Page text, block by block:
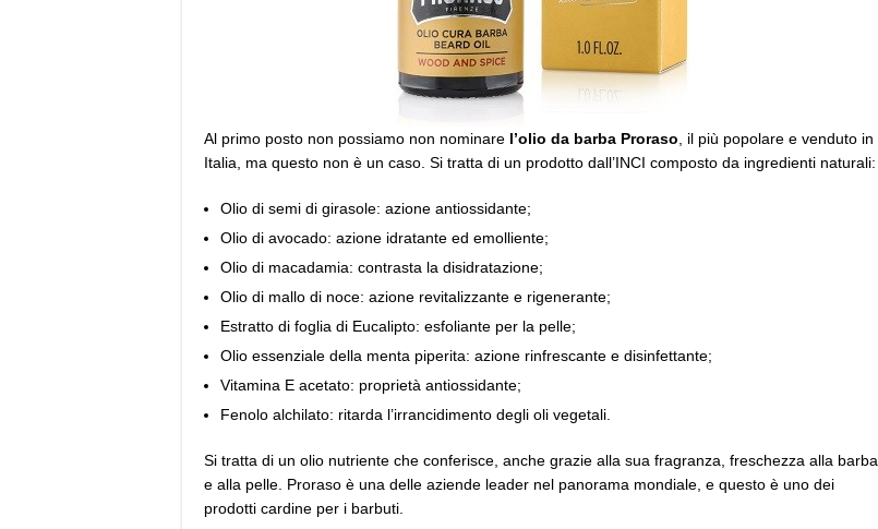
Al primo posto non possiamo non nominare l’olio da barba Proraso , il più popolare e venduto in
Italia, ma questo non è un caso. Si tratta di un prodotto dall’INCI composto da ingredienti naturali:
Olio di semi di girasole: azione antiossidante;
Olio di avocado: azione idratante ed emolliente;
Olio di macadamia: contrasta la disidratazione;
Olio di mallo di noce: azione revitalizzante e rigenerante;
Estratto di foglia di Eucalipto: esfoliante per la pelle;
Olio essenziale della menta piperita: azione rinfrescante e disinfettante;
Vitamina E acetato: proprietà antiossidante;
Fenolo alchilato: ritarda l’irrancidimento degli oli vegetali.
Si tratta di un olio nutriente che conferisce, anche grazie alla sua fragranza, freschezza alla barba
e alla pelle. Proraso è una delle aziende leader nel panorama mondiale, e questo è uno dei
prodotti cardine per i barbuti.